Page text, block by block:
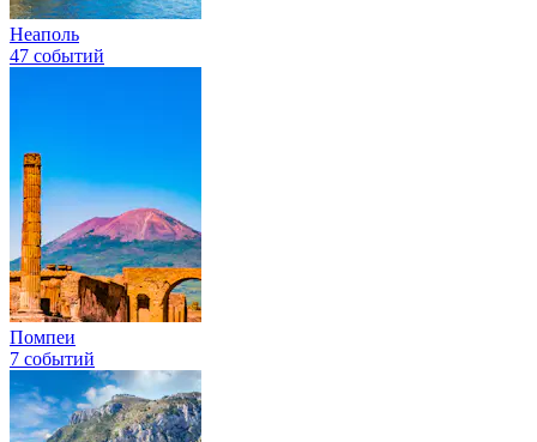
Неаполь
47 событий
Помпеи
7 событий